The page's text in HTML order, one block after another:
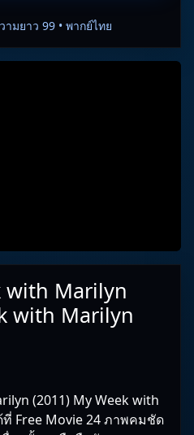
มยาว 99 • พากย์ไทย
with Marilyn
with Marilyn
(2011) My Week with
Free Movie 24 ภาพคมชัด